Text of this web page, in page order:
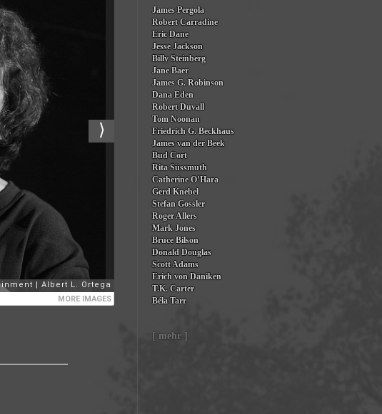
James Pergola
Robert Carradine
Eric Dane
Jesse Jackson
Billy Steinberg
Jane Baer
James G. Robinson
Dana Eden
Robert Duvall
Tom Noonan
Friedrich G. Beckhaus
James van der Beek
Bud Cort
Rita Süssmuth
Catherine O’Hara
Gerd Knebel
Stefan Gossler
Roger Allers
Mark Jones
Bruce Bilson
Donald Douglas
Scott Adams
Erich von Däniken
T.K. Carter
Béla Tarr
[ mehr ]